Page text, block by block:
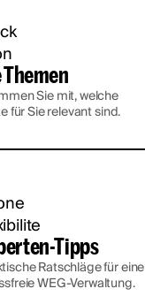
Sie mit, welche
für Sie relevant sind.
Tipps
Ratschläge für eine
WEG-Verwaltung.